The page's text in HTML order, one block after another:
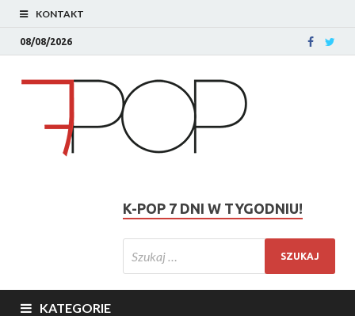
KONTAKT
08/08/2026
K-POP 7 DNI W TYGODNIU!
KATEGORIE